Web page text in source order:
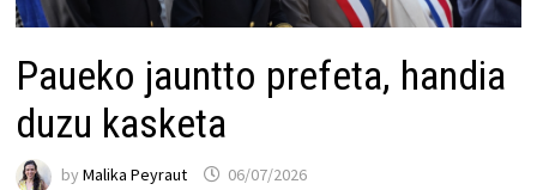
Paueko jauntto prefeta, handia
duzu kasketa
by Malika Peyraut 06/07/2026